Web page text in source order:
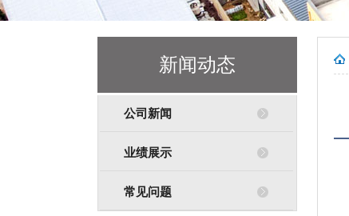
新闻动态
公司新闻
业绩展示
常见问题